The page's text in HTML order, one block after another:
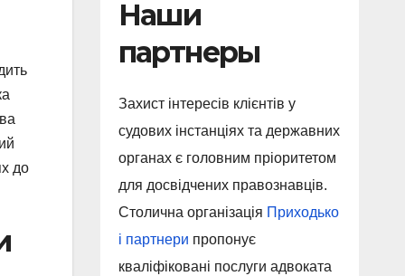
до
Наши
партнеры
Захист інтересів клієнтів у
судових інстанціях та державних
органах є головним пріоритетом
для досвідчених правознавців.
Столична організація Приходько
і партнери пропонує
кваліфіковані послуги адвоката